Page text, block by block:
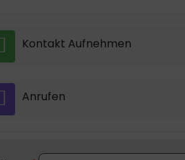
Kontakt Aufnehmen
Anrufen